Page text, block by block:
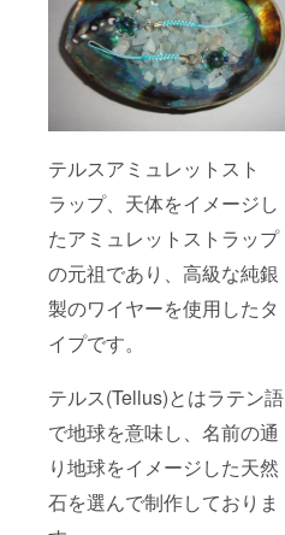
テルスアミュレットスト
ラップ、天体をイメージし
たアミュレットストラップ
の元祖であり、高級な純銀
製のワイヤーを使用したタ
イプです。
テルス(Tellus)とはラテン語
で地球を意味し、名前の通
り地球をイメージした天然
石を選んで制作しておりま